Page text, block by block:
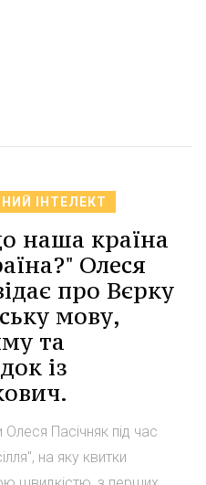
ІНТЕЛЕКТ
наша країна
Олеся
про Вєрку
мову,
та
із
Пасічняк під час
на яку квитки